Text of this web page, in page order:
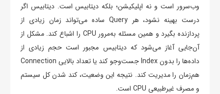
وب‌سرور است و نه اپلیکیشن؛ بلکه دیتابیس است. دیتابیس اگر
درست بهینه نشود، هر Query ساده می‌تواند زمان زیادی از
پردازنده بگیرد و همین مسئله به‌مرور CPU را اشباع کند. مشکل از
آن‌جایی آغاز می‌شود که دیتابیس مجبور است حجم زیادی از
داده‌ها را بدون Index جست‌وجو کند یا تعداد بالایی Connection
هم‌زمان را مدیریت کند. نتیجه این وضعیت، کند شدن کل سیستم
و مصرف غیرطبیعی CPU است.